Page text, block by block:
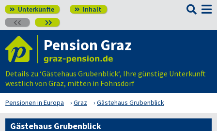
 Unterkünfte  Inhalt
 

Pension Graz
Details zu ‘Gästehaus Grubenblick‘, Ihre günstige Unterkunft
westlich von Graz, mitten in Fohnsdorf
Pensionen in Europa Graz Gästehaus Grubenblick
Gästehaus Grubenblick